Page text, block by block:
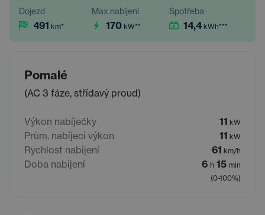
Dojezd
491 km*
Max.nabíjení
170 kW**
Spotřeba
14,4 kWh***
Pomalé
(AC 3 fáze, střídavý proud)
Výkon nabíječky 11 kW
Prům. nabíjecí výkon 11 kW
Rychlost nabíjení 61 km/h
Doba nabíjení 6 h 15 min
(0-100%)